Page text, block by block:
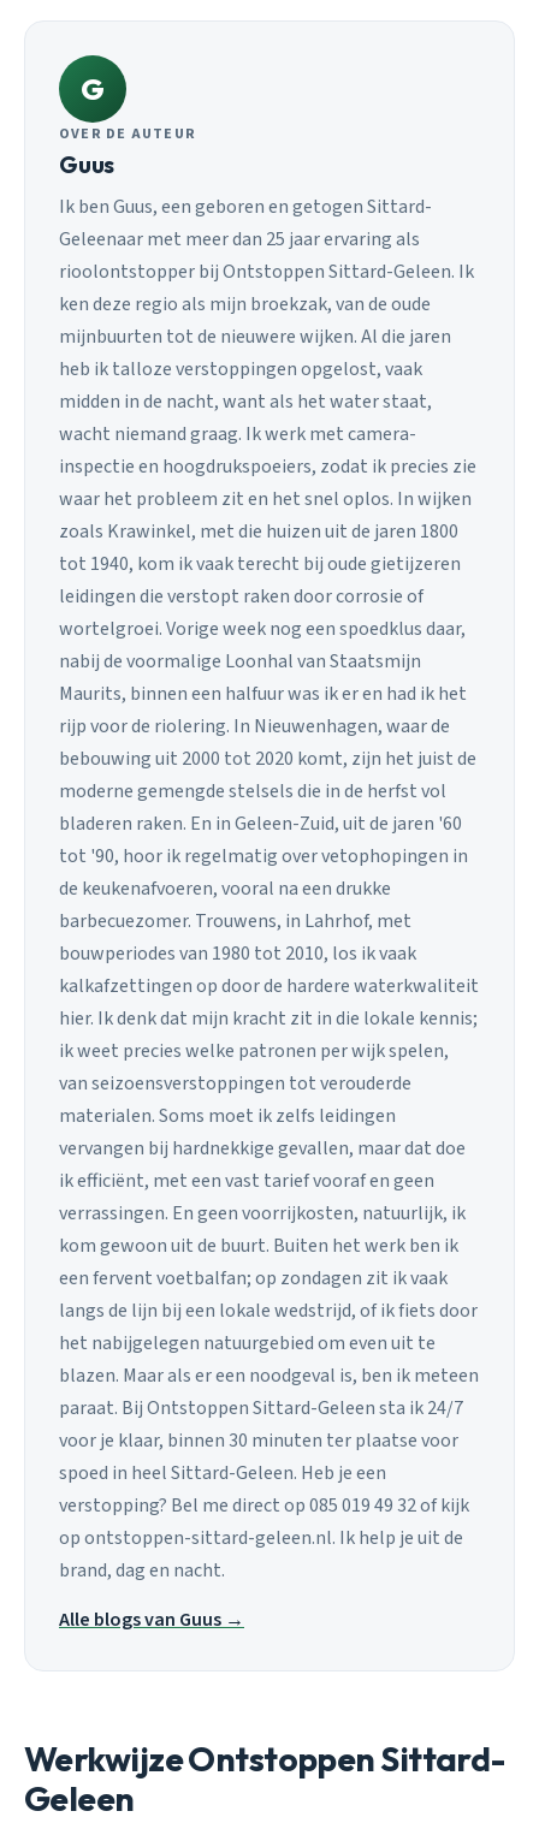
G
OVER DE AUTEUR
Guus
Ik ben Guus, een geboren en getogen Sittard-
Geleenaar met meer dan 25 jaar ervaring als
rioolontstopper bij Ontstoppen Sittard-Geleen. Ik
ken deze regio als mijn broekzak, van de oude
mijnbuurten tot de nieuwere wijken. Al die jaren
heb ik talloze verstoppingen opgelost, vaak
midden in de nacht, want als het water staat,
wacht niemand graag. Ik werk met camera-
inspectie en hoogdrukspoeiers, zodat ik precies zie
waar het probleem zit en het snel oplos. In wijken
zoals Krawinkel, met die huizen uit de jaren 1800
tot 1940, kom ik vaak terecht bij oude gietijzeren
leidingen die verstopt raken door corrosie of
wortelgroei. Vorige week nog een spoedklus daar,
nabij de voormalige Loonhal van Staatsmijn
Maurits, binnen een halfuur was ik er en had ik het
rijp voor de riolering. In Nieuwenhagen, waar de
bebouwing uit 2000 tot 2020 komt, zijn het juist de
moderne gemengde stelsels die in de herfst vol
bladeren raken. En in Geleen-Zuid, uit de jaren '60
tot '90, hoor ik regelmatig over vetophopingen in
de keukenafvoeren, vooral na een drukke
barbecuezomer. Trouwens, in Lahrhof, met
bouwperiodes van 1980 tot 2010, los ik vaak
kalkafzettingen op door de hardere waterkwaliteit
hier. Ik denk dat mijn kracht zit in die lokale kennis;
ik weet precies welke patronen per wijk spelen,
van seizoensverstoppingen tot verouderde
materialen. Soms moet ik zelfs leidingen
vervangen bij hardnekkige gevallen, maar dat doe
ik efficiënt, met een vast tarief vooraf en geen
verrassingen. En geen voorrijkosten, natuurlijk, ik
kom gewoon uit de buurt. Buiten het werk ben ik
een fervent voetbalfan; op zondagen zit ik vaak
langs de lijn bij een lokale wedstrijd, of ik fiets door
het nabijgelegen natuurgebied om even uit te
blazen. Maar als er een noodgeval is, ben ik meteen
paraat. Bij Ontstoppen Sittard-Geleen sta ik 24/7
voor je klaar, binnen 30 minuten ter plaatse voor
spoed in heel Sittard-Geleen. Heb je een
verstopping? Bel me direct op 085 019 49 32 of kijk
op ontstoppen-sittard-geleen.nl. Ik help je uit de
brand, dag en nacht.
Alle blogs van Guus →
Werkwijze Ontstoppen Sittard-
Geleen